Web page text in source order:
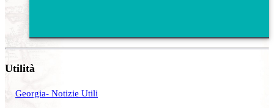
Utilità
Georgia- Notizie Utili